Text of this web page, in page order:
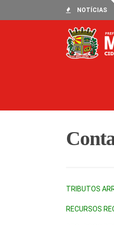
NOTÍCIAS
TRIBUTOS
RECURSOS